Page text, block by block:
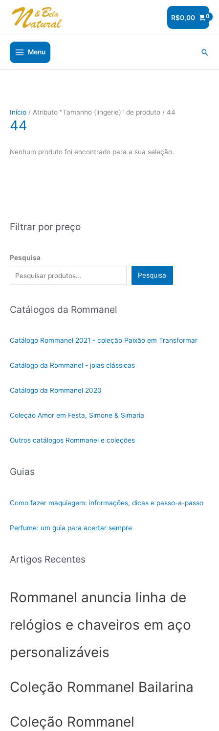
para
conteúdo
R$0,00
Menu
Filtrar por preço
Pesquisa
Pesquisa
Catálogos da Rommanel
Catálogo Rommanel 2021 - coleção Paixão em Transformar
Catálogo da Rommanel - joias clássicas
Catálogo da Rommanel 2020
Coleção Amor em Festa, Simone & Simaria
Outros catálogos Rommanel e coleções
Guias
Como fazer maquiagem: informações, dicas e passo-a-passo
Perfume: um guia para acertar sempre
Artigos Recentes
Rommanel anuncia linha de
relógios e chaveiros em aço
personalizáveis
Coleção Rommanel Bailarina
Coleção Rommanel
Início / Atributo "Tamanho (lingerie)" de produto / 44
44
Nenhum produto foi encontrado para a sua seleção.